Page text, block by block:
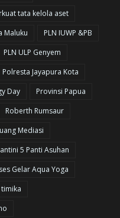
tata kelola aset
Maluku
PLN IUWP &PB
PLN ULP Genyem
Polresta Jayapura Kota
Day
Provinsi Papua
Roberth Rumsaur
Mediasi
5 Panti Asuhan
Gelar Aqua Yoga